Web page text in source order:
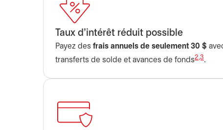
Taux d’intérêt réduit possible
Payez des frais annuels de seulement 30 $
transferts de solde et avances de fonds2,3.